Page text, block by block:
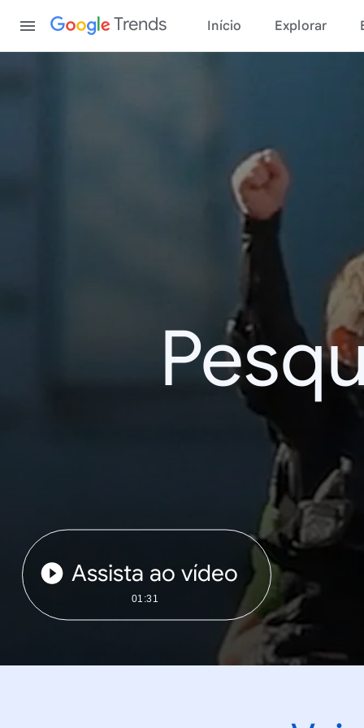
Trends Início Explorar
Assista ao vídeo
01:31